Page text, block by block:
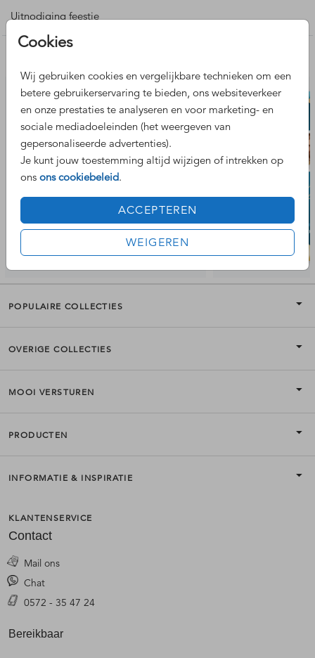
Cookies
Wij gebruiken cookies en vergelijkbare technieken om een
betere gebruikerservaring te bieden, ons websiteverkeer
en onze prestaties te analyseren en voor marketing- en
sociale mediadoeleinden (het weergeven van
gepersonaliseerde advertenties).
Je kunt jouw toestemming altijd wijzigen of intrekken op
ons ons cookiebeleid.
ACCEPTEREN
WEIGEREN
Uitnodiging feestje
uitnodiging
POPULAIRE COLLECTIES
OVERIGE COLLECTIES
MOOI VERSTUREN
PRODUCTEN
INFORMATIE & INSPIRATIE
KLANTENSERVICE
Contact
Mail ons
Chat
0572 - 35 47 24
Bereikbaar